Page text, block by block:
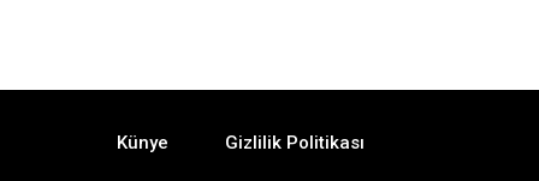
Künye Gizlilik Politikası